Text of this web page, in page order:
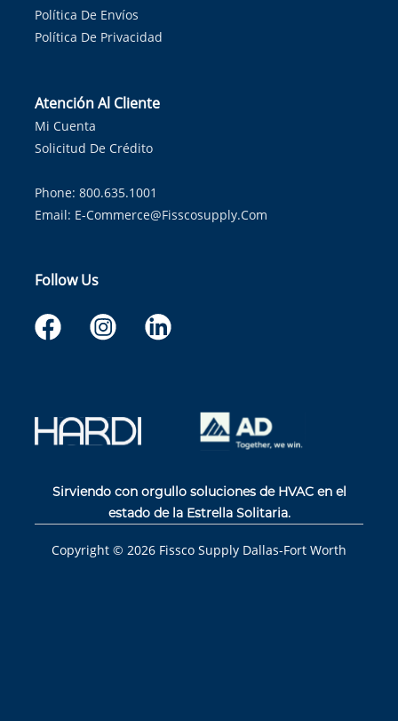
Política De Envíos
Política De Privacidad
Atención Al Cliente
Mi Cuenta
Solicitud De Crédito
Phone: 800.635.1001
Email: E-Commerce@fisscosupply.com
Follow Us
Sirviendo con orgullo soluciones de HVAC en el
estado de la Estrella Solitaria.
Copyright © 2026 Fissco Supply Dallas-Fort Worth